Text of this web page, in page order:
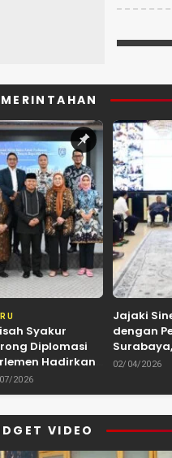
Syakur
Diplomasi
Hadirkan
Sama
yang
Depok
2026
Jajaki
dengan
Surabaya,
02/04/2026
VIDEO